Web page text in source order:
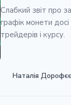
Слабкий звіт про
графік монети
трейдерів і курсу.
Наталія